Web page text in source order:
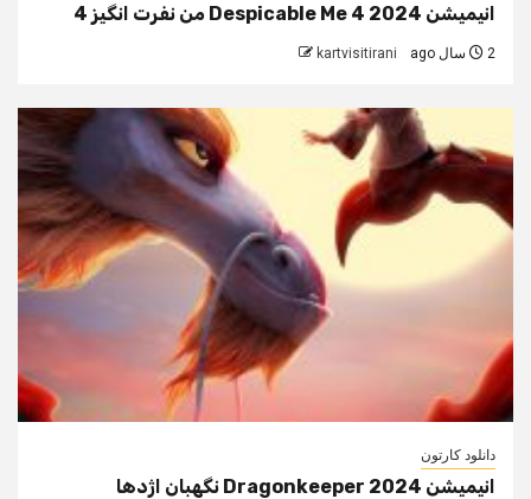
انیمیشن Despicable Me 4 2024 من نفرت انگیز 4
2 سال ago kartvisitirani
دانلود کارتون
انیمیشن Dragonkeeper 2024 نگهبان اژدها